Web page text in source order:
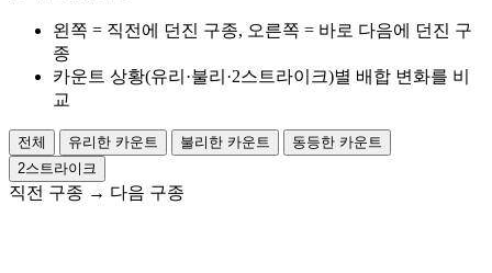
왼쪽 = 직전에 던진 구종, 오른쪽 = 바로 다음에 던진 구
종
카운트 상황(유리·불리·2스트라이크)별 배합 변화를 비
교
전체 유리한 카운트 불리한 카운트
동등한 카운트
2스트라이크
직전 구종 → 다음 구종